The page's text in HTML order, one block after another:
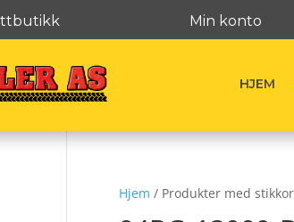
Min konto
HJEM
Hjem / Produkter med